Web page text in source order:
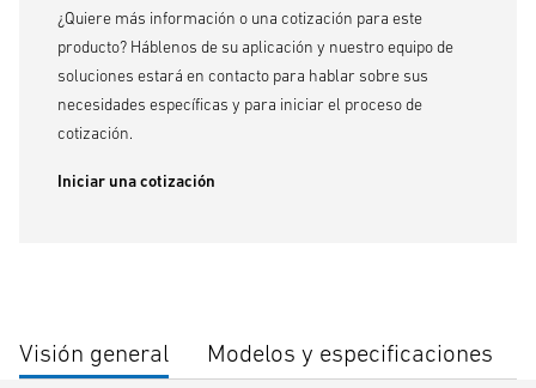
¿Quiere más información o una cotización para este
producto? Háblenos de su aplicación y nuestro equipo de
soluciones estará en contacto para hablar sobre sus
necesidades específicas y para iniciar el proceso de
cotización.
Iniciar una cotización
Visión general Modelos y especificaciones